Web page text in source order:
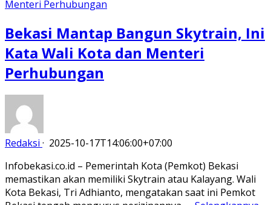
Bekasi Mantap Bangun Skytrain, Ini
Kata Wali Kota dan Menteri
Perhubungan
Redaksi · 2025-10-17T14:06:00+07:00
Infobekasi.co.id – Pemerintah Kota (Pemkot) Bekasi
memastikan akan memiliki Skytrain atau Kalayang. Wali
Kota Bekasi, Tri Adhianto, mengatakan saat ini Pemkot